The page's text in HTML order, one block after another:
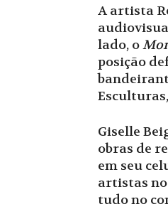
A artista
lado, o
posição
Giselle
obras de
em seu
artistas
tudo no